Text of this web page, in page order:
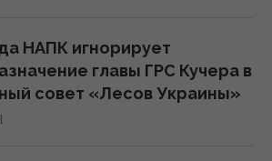
движение в Черном
о новой угрозе
августа 2026
НАПК игнорирует
главы ГРС Кучера в
совет «Лесов Украины»